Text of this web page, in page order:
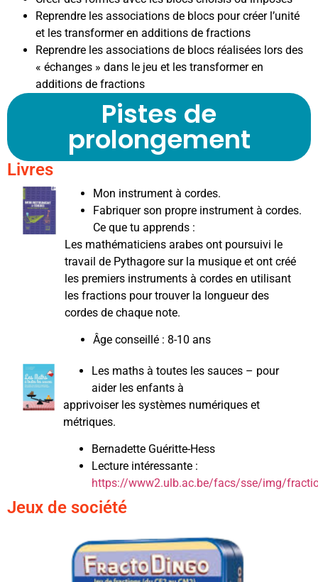
Reprendre les associations de blocs pour créer l’unité
et les transformer en additions de fractions
Reprendre les associations de blocs réalisées lors des
« échanges » dans le jeu et les transformer en
additions de fractions
Pistes de
prolongement
Livres
Mon instrument à cordes.
Fabriquer son propre instrument à cordes.
Ce que tu apprends :
Les mathématiciens arabes ont poursuivi le
travail de Pythagore sur la musique et ont créé
les premiers instruments à cordes en utilisant
les fractions pour trouver la longueur des
cordes de chaque note.
Âge conseillé : 8-10 ans
Les maths à toutes les sauces – pour
aider les enfants à
apprivoiser les systèmes numériques et
métriques.
Bernadette Guéritte-Hess
Lecture intéressante :
https://www2.ulb.ac.be/facs/sse/img/
Jeux de société